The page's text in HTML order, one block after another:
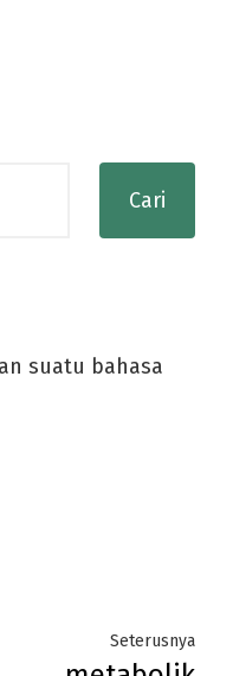
suatu bahasa
SeterusnyaNext